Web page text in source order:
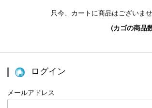
只今、カートに商品はございませ
(カゴの商品
ログイン
メールアドレス